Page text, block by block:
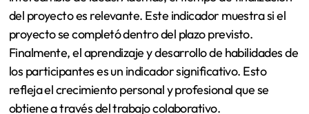
del proyecto es relevante. Este indicador muestra si el
proyecto se completó dentro del plazo previsto.
Finalmente, el aprendizaje y desarrollo de habilidades de
los participantes es un indicador significativo. Esto
refleja el crecimiento personal y profesional que se
obtiene a través del trabajo colaborativo.